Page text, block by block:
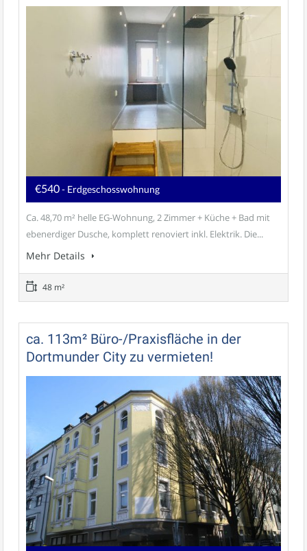
€540- Erdgeschosswohnung
Ca. 48,70 m² helle EG-Wohnung, 2 Zimmer + Küche + Bad mit
ebenerdiger Dusche, komplett renoviert inkl. Elektrik. Die...
Mehr Details
48 m²
ca. 113m² Büro-/Praxisfläche in der
Dortmunder City zu vermieten!